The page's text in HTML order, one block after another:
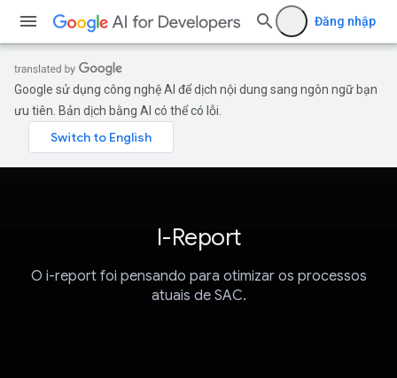
Đăng nhập
Google sử dụng công nghệ AI để dịch nội dung sang ngôn ngữ bạn
ưu tiên. Bản dịch bằng AI có thể có lỗi.
I-Report
O i-report foi pensando para otimizar os processos
atuais de SAC.